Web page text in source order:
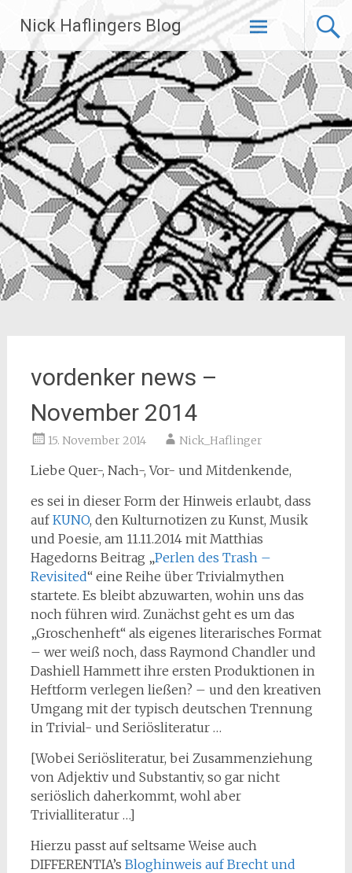
Inhalt
springen
Nick Haflingers Blog
vordenker news –
November 2014
15. November 2014 Nick_Haflinger
Liebe Quer-, Nach-, Vor- und Mitdenkende,
es sei in dieser Form der Hinweis erlaubt, dass
aufKUNO, den Kulturnotizen zu Kunst, Musik
und Poesie, am 11.11.2014 mit Matthias
Hagedorns Beitrag „Perlen des Trash –
Revisited“ eine Reihe über Trivialmythen
startete. Es bleibt abzuwarten, wohin uns das
noch führen wird. Zunächst geht es um das
„Groschenheft“ als eigenes literarisches Format
– wer weiß noch, dass Raymond Chandler und
Dashiell Hammett ihre ersten Produktionen in
Heftform verlegen ließen? – und den kreativen
Umgang mit der typisch deutschen Trennung
in Trivial- und Seriösliteratur …
[Wobei Seriösliteratur, bei Zusammenziehung
von Adjektiv und Substantiv, so gar nicht
seriöslich daherkommt, wohl aber
Trivialliteratur …]
Hierzu passt auf seltsame Weise auch
DIFFERENTIA’s Bloghinweis auf Brecht und